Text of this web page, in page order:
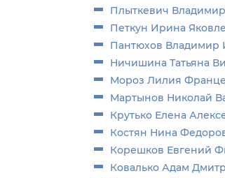
Плыткевич
Петкун Ирина
Пантюхов Владимир
Ничишина Татьяна
Мороз Лилия
Мартынов Николай
Крутько Елена
Костян Нина
Корешков Евгений
Ковалько Адам